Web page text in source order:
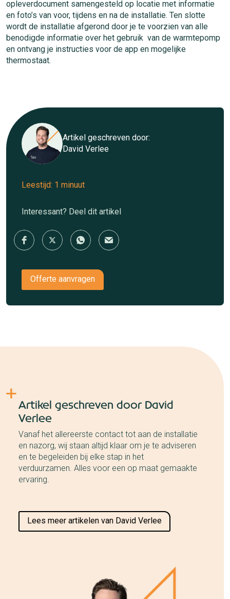
opleverdocument samengesteld op locatie met informatie
en foto’s van voor, tijdens en na de installatie. Ten slotte
wordt de installatie afgerond door je te voorzien van alle
benodigde informatie over het gebruik van de warmtepomp
en ontvang je instructies voor de app en mogelijke
thermostaat.
Artikel geschreven door:
David Verlee
Leestijd: 1 minuut
Interessant? Deel dit artikel
Offerte aanvragen
Artikel geschreven door David
Verlee
Vanaf het allereerste contact tot aan de installatie
en nazorg, wij staan altijd klaar om je te adviseren
en te begeleiden bij elke stap in het
verduurzamen. Alles voor een op maat gemaakte
ervaring.
Lees meer artikelen van David Verlee